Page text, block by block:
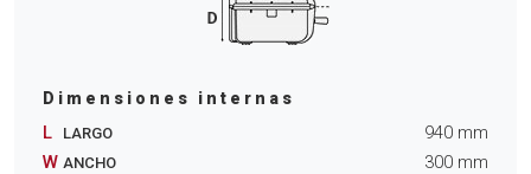
Dimensiones internas
L LARGO 940 mm
W ANCHO 300 mm